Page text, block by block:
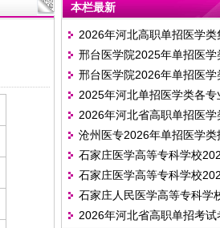
本栏最新
2026年河北高职单招医学类
志愿投档分数线(排序版)
邢台医学院2025年单招医学
专业录取分
邢台医学院2026年单招医学
生计划
2025年河北单招医学类各专
取最低投档分数线（排序版
2026年河北省高职单招医学
取控制分数线
沧州医专2026年单招医学类
计划&2025年专业录取分数
石家庄医学高等专科学校
单招医学类各专业录取分数
石家庄医学高等专科学校
单招医学类招生计划一览表
石家庄人民医学高等专科学
2026年单招医学类招生计划
2026年河北省高职单招考试